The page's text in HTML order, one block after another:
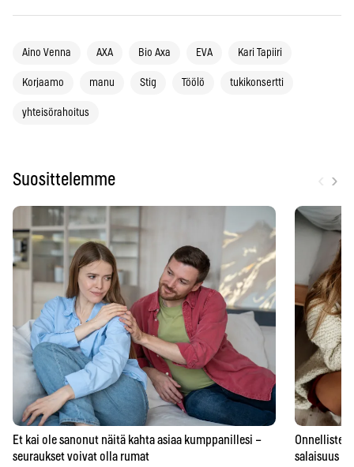
Aino Venna AXA Bio Axa EVA Kari Tapiiri
Korjaamo manu Stig Töölö tukikonsertti
yhteisörahoitus
Suosittelemme ›
Et kai ole sanonut näitä kahta asiaa kumppanillesi –
seuraukset voivat olla rumat
Onnellisten
salaisuus –